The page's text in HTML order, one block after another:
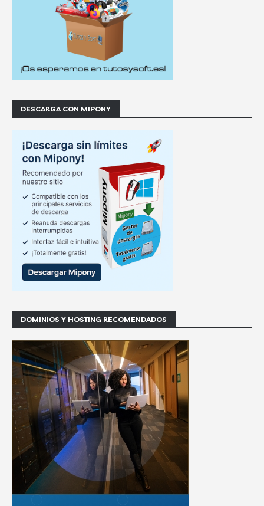
DESCARGA CON MIPONY
DOMINIOS Y HOSTING RECOMENDADOS